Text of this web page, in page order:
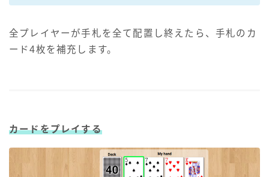
全プレイヤーが手札を全て配置し終えたら、手札のカ
ード4枚を補充します。
カードをプレイする